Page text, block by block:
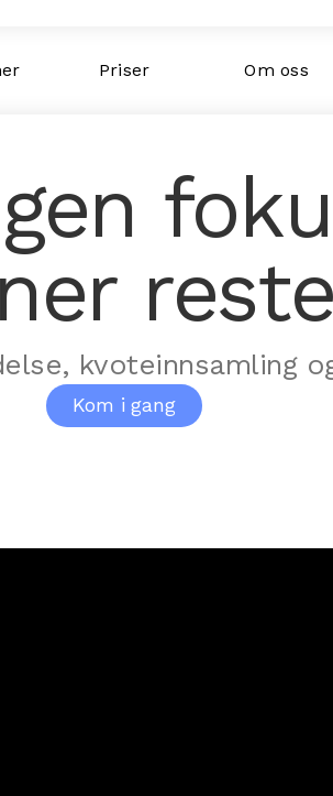
Priser Om oss
kvoteinnsamling
Kom i gang